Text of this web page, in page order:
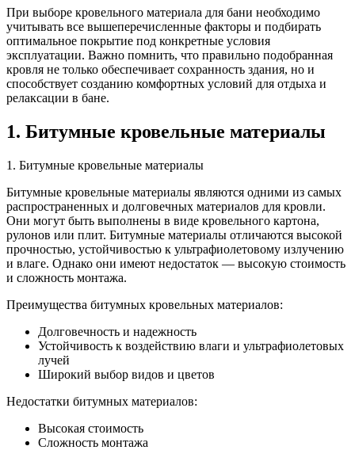
При выборе кровельного материала для бани необходимо
учитывать все вышеперечисленные факторы и подбирать
оптимальное покрытие под конкретные условия
эксплуатации. Важно помнить, что правильно подобранная
кровля не только обеспечивает сохранность здания, но и
способствует созданию комфортных условий для отдыха и
релаксации в бане.
1. Битумные кровельные материалы
1. Битумные кровельные материалы
Битумные кровельные материалы являются одними из самых
распространенных и долговечных материалов для кровли.
Они могут быть выполнены в виде кровельного картона,
рулонов или плит. Битумные материалы отличаются высокой
прочностью, устойчивостью к ультрафиолетовому излучению
и влаге. Однако они имеют недостаток — высокую стоимость
и сложность монтажа.
Преимущества битумных кровельных материалов:
Долговечность и надежность
Устойчивость к воздействию влаги и ультрафиолетовых
лучей
Широкий выбор видов и цветов
Недостатки битумных материалов:
Высокая стоимость
Сложность монтажа